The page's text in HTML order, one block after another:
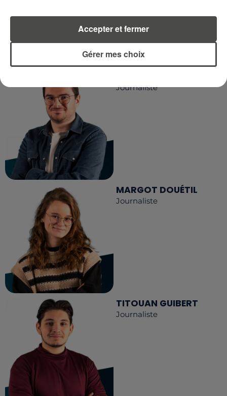
LA RÉDACTION
RCA
Journaliste
MARGOT DOUÉTIL
Journaliste
TITOUAN GUIBERT
Journaliste
Gérer mes choix
Accepter et fermer